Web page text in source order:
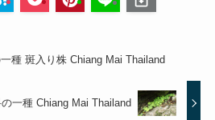
種 斑入り株 Chiang Mai Thailand
一種 Chiang Mai Thailand